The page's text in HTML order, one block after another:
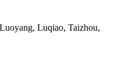
Luqiao, Taizhou,